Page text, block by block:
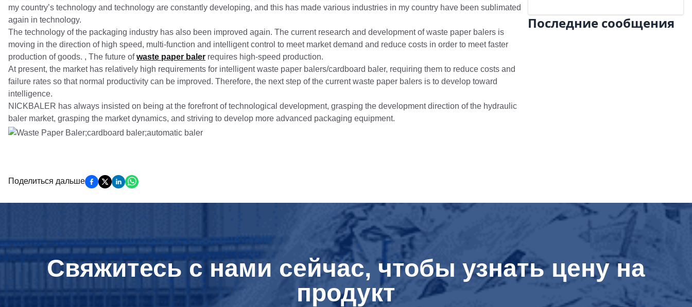
my country’s technology and technology are constantly developing, and this has made various industries in my country have been sublimated
again in technology.
The technology of the packaging industry has also been improved again. The current research and development of waste paper balers is
moving in the direction of high speed, multi-function and intelligent control to meet market demand and reduce costs in order to meet faster
production of goods. , The future ofwaste paper baler requires high-speed production.
At present, the market has relatively high requirements for intelligent waste paper balers/cardboard baler, requiring them to reduce costs and
failure rates so that normal productivity can be improved. Therefore, the next step of the current waste paper balers is to develop toward
intelligence.
NICKBALER has always insisted on being at the forefront of technological development, grasping the development direction of the hydraulic
baler market, grasping the market dynamics, and striving to develop more advanced packaging equipment.
Поделиться дальше
Последние сообщения
Свяжитесь с нами сейчас, чтобы узнать цену на
продукт